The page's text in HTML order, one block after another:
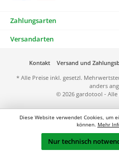
Zahlungsarten
Versandarten
Kontakt Versand und
* Alle Preise inkl. gesetzl.
anders
© 2026 gardotool -
Diese Website verwendet Cookies, um
können. Mehr
Nur technisch